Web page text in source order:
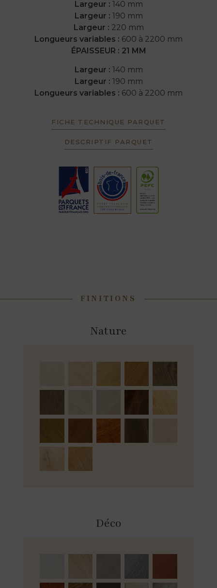
Largeur : 140 mm
Largeur : 190 mm
Largeur : 220 mm
Longueurs variables : 600 à 2200 mm
ÉPAISSEUR : 21 MM
Largeur : 140 mm
Largeur : 190 mm
Longueurs variables : 600 à 2200 mm
FICHE TECHNIQUE PARQUET
DESCRIPTIF PARQUET
FINITIONS
Nature
Déco